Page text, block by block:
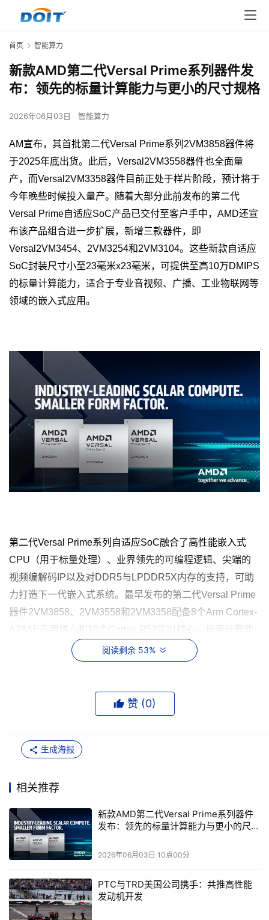
首页 智能算力
新款AMD第二代Versal Prime系列器件发
布：领先的标量计算能力与更小的尺寸规格
2026年06月03日 智能算力
AM宣布，其首批第二代Versal Prime系列 2VM3858器件将
于2025年底出货。此后， Versal2VM3558器件也全面量
产，而Versal2VM3358器件目前正处于样片阶段，预计将于
今年晚些时候投入量产。随着大部分此前发布的第二代
Versal Prime自适应SoC产品已交付至客户手中， AMD还宣
布该产品组合进一步扩展，新增三款器件，即
Versal2VM3454、 2VM3254和2VM3104。这些新款自适应
SoC封装尺寸小至23毫米x23毫米，可提供至高10万DMIPS
的标量计算能力，适合于专业音视频、广播、工业物联网等
领域的嵌入式应用。
第二代Versal Prime系列自适应SoC融合了高性能嵌入式
CPU （用于标量处理）、业界领先的可编程逻辑、尖端的
视频编解码 IP以及对DDR5与 LPDDR5X内存的支持，可助
力打造下一代嵌入式系统。最早发布的第二代Versal Prime
器件2VM3858、 2VM3558和2VM3358配备8个Arm Cortex-
A78AE 应用核心和 10 Cortex-R52 实时核心，标量计算能
力最高可达前代
Versal或Zynq UltraScale+ 自适应
。尽管这种算力水平对机器人等涉及复杂算法、决策
舍，因而并不适用于所有用例。
Versal2VM3654
实时核心以及更小的
倍3,4
，并且在当前市场上具备明显优势。此外，这些器件
还为面积受限的应用带来提供了多项优势：
——Versal2VM3254
封装选项，比此前第二代Versal Prime系列的最小封装尺寸
缩小了27%；
阅读剩余 53%
赞 (0)
生成海报
相关推荐
新款AMD第二代Versal Prime系列器件
发布：领先的标量计算能力与更小的尺寸
2026年06月03日 10点00分
PTC与TRD美国公司携手：共推高性能
发动机开发